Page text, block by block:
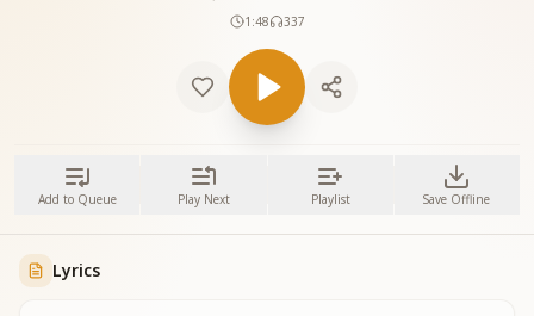
1:48
337
Add to Queue Play Next Playlist Save Offline
Lyrics